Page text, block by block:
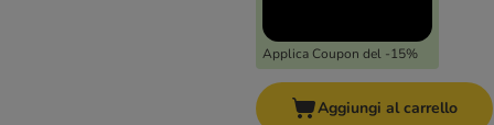
Applica Coupon del -15%
Aggiungi al carrello